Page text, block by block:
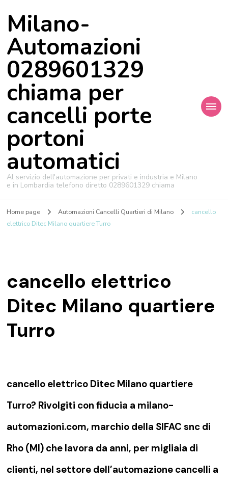
Milano-
Automazioni
0289601329
chiama per
cancelli porte
portoni
automatici
Al servizio dell'automazione per privati e industria e Milano
e in Lombardia telefono diretto 0289601329 chiama
Home page Automazioni Cancelli Quartieri di Milano
cancello
elettrico Ditec Milano quartiere Turro
cancello elettrico
Ditec Milano quartiere
Turro
cancello elettrico Ditec Milano quartiere
Turro? Rivolgiti con fiducia a milano-
automazioni.com, marchio della SIFAC snc di
Rho (MI) che lavora da anni, per migliaia di
clienti, nel settore dell’automazione cancelli a